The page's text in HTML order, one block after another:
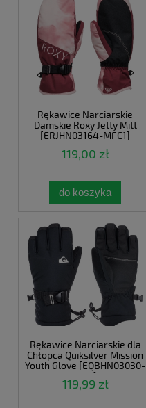
Rękawice Narciarskie
Damskie Roxy Jetty Mitt
[ERJHN03164-MFC1]
119,00 zł
do koszyka
Rękawice Narciarskie dla
Chłopca Quiksilver Mission
Youth Glove [EQBHN03030-
KVJ0]
119,99 zł